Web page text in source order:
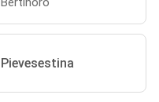
Pievesestina